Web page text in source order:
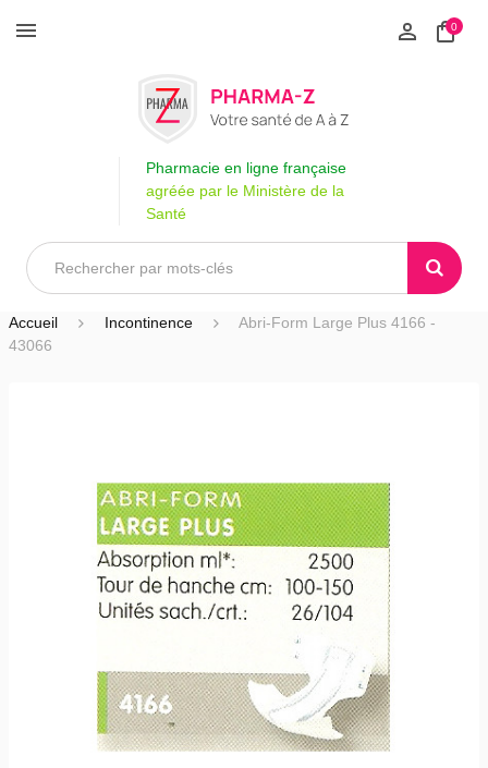
0
Pharmacie en ligne française
agréée par le Ministère de la
Santé
Accueil Incontinence
Abri-Form Large Plus 4166 -
43066